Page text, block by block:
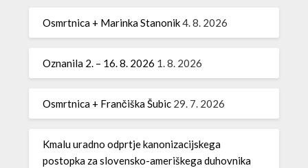
Osmrtnica + Marinka Stanonik4. 8. 2026
Oznanila 2. – 16. 8. 2026 1. 8. 2026
Osmrtnica + Frančiška Šubic 29. 7. 2026
Kmalu uradno odprtje kanonizacijskega
postopka za slovensko-ameriškega duhovnika